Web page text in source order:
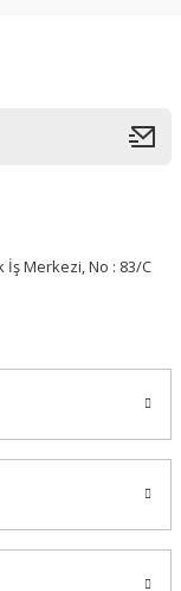
İş Merkezi, No : 83/C